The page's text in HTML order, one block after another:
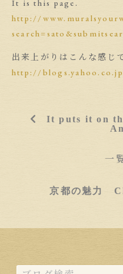
It is this page.
http://
出来上がりはこんな感じ
http://
It puts it on
一
京都の魅力